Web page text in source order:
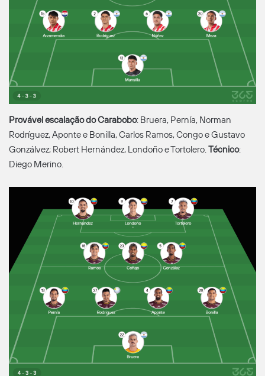
Provável escalação do Carabobo: Bruera, Pernía, Norman
Rodríguez, Aponte e Bonilla, Carlos Ramos, Congo e Gustavo
Gonzálvez; Robert Hernández, Londoño e Tortolero.Técnico:
Diego Merino.